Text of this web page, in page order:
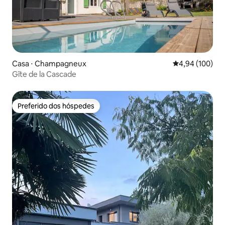
Casa ⋅ Champagneux 4,94 de uma
4,94 (100)
Gîte de la Cascade
Preferido dos hóspedes
Preferido dos hóspedes